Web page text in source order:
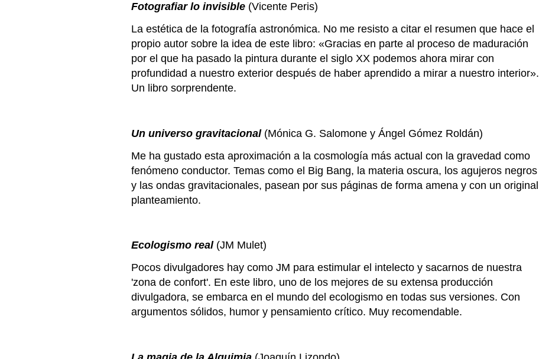
Fotografiar lo invisible (Vicente Peris)
La estética de la fotografía astronómica. No me resisto a citar el resumen que hace el
propio autor sobre la idea de este libro: «Gracias en parte al proceso de maduración
por el que ha pasado la pintura durante el siglo XX podemos ahora mirar con
profundidad a nuestro exterior después de haber aprendido a mirar a nuestro interior».
Un libro sorprendente.
Un universo gravitacional(Mónica G. Salomone y Ángel Gómez Roldán)
Me ha gustado esta aproximación a la cosmología más actual con la gravedad como
fenómeno conductor. Temas como el Big Bang, la materia oscura, los agujeros negros
y las ondas gravitacionales, pasean por sus páginas de forma amena y con un original
planteamiento.
Ecologismo real(JM Mulet)
Pocos divulgadores hay como JM para estimular el intelecto y sacarnos de nuestra
'zona de confort'. En este libro, uno de los mejores de su extensa producción
divulgadora, se embarca en el mundo del ecologismo en todas sus versiones. Con
argumentos sólidos, humor y pensamiento crítico. Muy recomendable.